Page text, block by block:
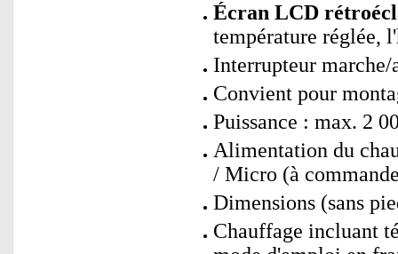
Écran LCD
température réglée,
Interrupteur marche/
Convient pour
Puissance : max. 2
Alimentation du
/ Micro (à
Dimensions (sans
Chauffage incluant